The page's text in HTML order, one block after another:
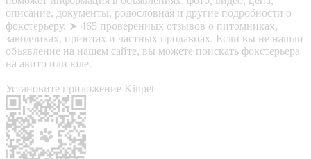
описание, документы, родословная и другие подробности о
фокстерьеру. ➤ 465 проверенных отзывов о питомниках,
заводчиках, приютах и частных продавцах. Если вы не нашли
объявление на нашем сайте, вы можете поискать фокстерьера
на авито или юле.
Установите приложение Kinpet